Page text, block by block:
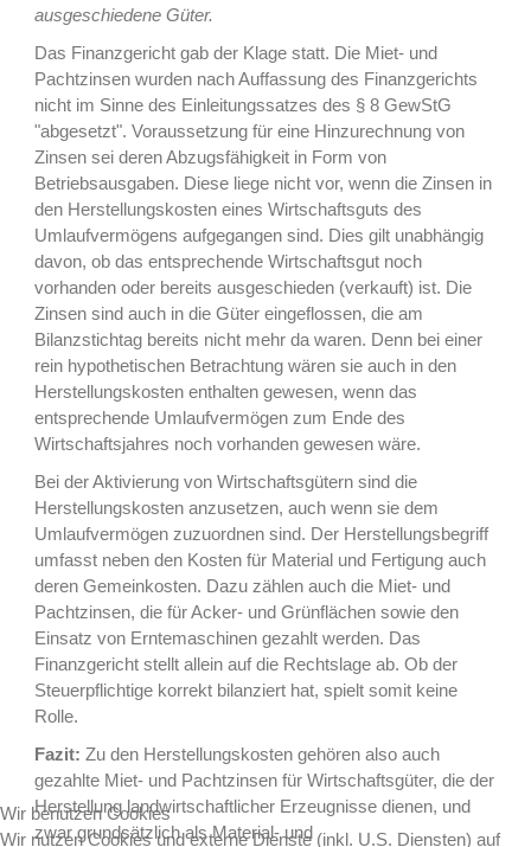
ausgeschiedene Güter.
Das Finanzgericht gab der Klage statt. Die Miet- und
Pachtzinsen wurden nach Auffassung des Finanzgerichts
nicht im Sinne des Einleitungssatzes des § 8 GewStG
"abgesetzt". Voraussetzung für eine Hinzurechnung von
Zinsen sei deren Abzugsfähigkeit in Form von
Betriebsausgaben. Diese liege nicht vor, wenn die Zinsen in
den Herstellungskosten eines Wirtschaftsguts des
Umlaufvermögens aufgegangen sind. Dies gilt unabhängig
davon, ob das entsprechende Wirtschaftsgut noch
vorhanden oder bereits ausgeschieden (verkauft) ist. Die
Zinsen sind auch in die Güter eingeflossen, die am
Bilanzstichtag bereits nicht mehr da waren. Denn bei einer
rein hypothetischen Betrachtung wären sie auch in den
Herstellungskosten enthalten gewesen, wenn das
entsprechende Umlaufvermögen zum Ende des
Wirtschaftsjahres noch vorhanden gewesen wäre.
Bei der Aktivierung von Wirtschaftsgütern sind die
Herstellungskosten anzusetzen, auch wenn sie dem
Umlaufvermögen zuzuordnen sind. Der Herstellungsbegriff
umfasst neben den Kosten für Material und Fertigung auch
deren Gemeinkosten. Dazu zählen auch die Miet- und
Pachtzinsen, die für Acker- und Grünflächen sowie den
Einsatz von Erntemaschinen gezahlt werden. Das
Finanzgericht stellt allein auf die Rechtslage ab. Ob der
Steuerpflichtige korrekt bilanziert hat, spielt somit keine
Rolle.
Fazit: Zu den Herstellungskosten gehören also auch
gezahlte Miet- und Pachtzinsen für Wirtschaftsgüter, die der
Herstellung landwirtschaftlicher Erzeugnisse dienen, und
zwar grundsätzlich als Material- und
Wir benutzen Cookies
Wir nutzen Cookies und externe Dienste (inkl. U.S. Diensten) auf